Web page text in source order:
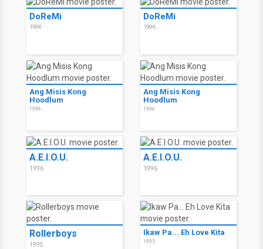
DoReMi
1996
DoReMi
1996
Ang Misis Kong
Hoodlum
1996
Ang Misis Kong
Hoodlum
1996
A.E.I.O.U.
1996
A.E.I.O.U.
1996
Rollerboys
1995
Ikaw Pa... Eh Love Kita
1995